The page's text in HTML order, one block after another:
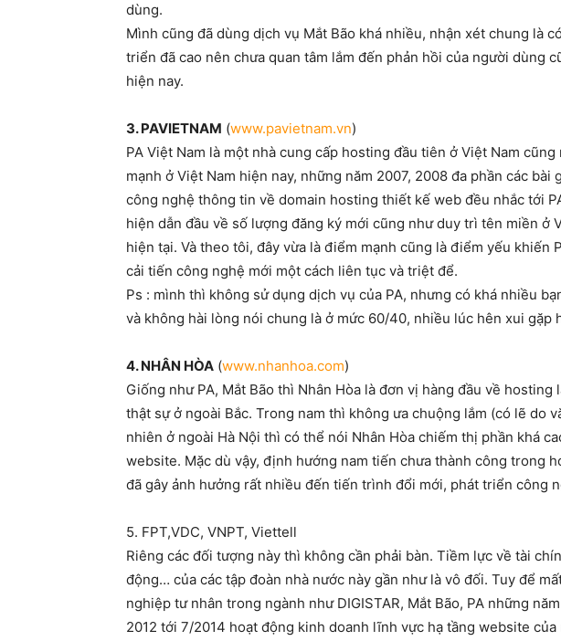
dùng.
Mình cũng đã dùng dịch vụ Mắt Bão khá nhiều, nhận xét chung là
triển đã cao nên chưa quan tâm lắm đến phản hồi của người dùng
hiện nay.
3. PAVIETNAM (www.pavietnam.vn)
PA Việt Nam là một nhà cung cấp hosting đầu tiên ở Việt Nam
mạnh ở Việt Nam hiện nay, những năm 2007, 2008 đa phần các bài
công nghệ thông tin về domain hosting thiết kế web đều nhắc tới
hiện dẫn đầu về số lượng đăng ký mới cũng như duy trì tên miền ở
hiện tại. Và theo tôi, đây vừa là điểm mạnh cũng là điểm yếu khiến
cải tiến công nghệ mới một cách liên tục và triệt để.
Ps : mình thì không sử dụng dịch vụ của PA, nhưng có khá nhiều
và không hài lòng nói chung là ở mức 60/40, nhiều lúc hên xui gặp
4. NHÂN HÒA (www.nhanhoa.com)
Giống như PA, Mắt Bão thì Nhân Hòa là đơn vị hàng đầu về
thật sự ở ngoài Bắc. Trong nam thì không ưa chuộng lắm (có lẽ do
nhiên ở ngoài Hà Nội thì có thể nói Nhân Hòa chiếm thị phần khá
website. Mặc dù vậy, định hướng nam tiến chưa thành công trong
đã gây ảnh hưởng rất nhiều đến tiến trình đổi mới, phát triển công
5. FPT,VDC, VNPT, Viettell
Riêng các đối tượng này thì không cần phải bàn. Tiềm lực về tài
động… của các tập đoàn nhà nước này gần như là vô đối. Tuy để
nghiệp tư nhân trong ngành như DIGISTAR, Mắt Bão, PA những
2012 tới 7/2014 hoạt động kinh doanh lĩnh vực hạ tầng website